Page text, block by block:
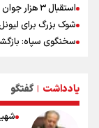
استقبال ۳ هزار جوان از کارگاه‌های مهارت‌آموزی در ۲۵۰ شهرستان کشور
شوک بزرگ برای
سخنگوی سپاه:
ورود مواد آلاینده
دست رفتن باروری
مروری بر
یادداشت | گفتگو